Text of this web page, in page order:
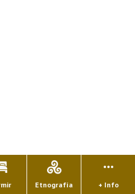
Etnografía + Info